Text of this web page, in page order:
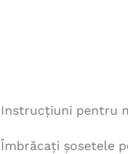
Instrucțiuni pentru
Îmbrăcați șosetele